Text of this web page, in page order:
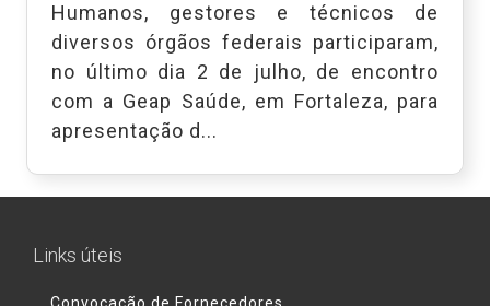
Humanos, gestores e técnicos de
diversos órgãos federais participaram,
no último dia 2 de julho, de encontro
com a Geap Saúde, em Fortaleza, para
apresentação d...
Links úteis